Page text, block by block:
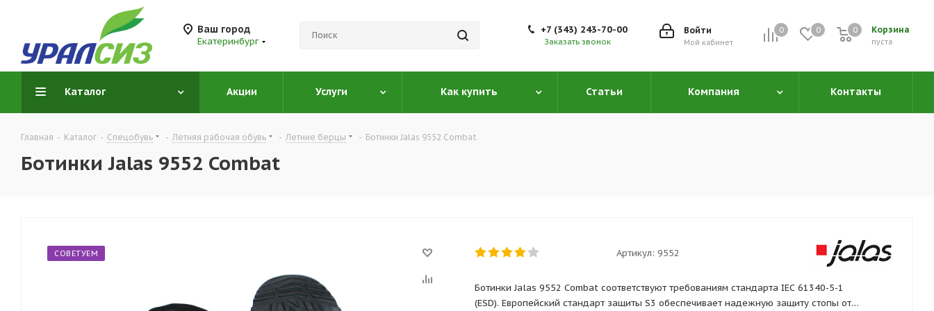
Ваш город
Екатеринбург
0 0 Корзина
0
пуста
0
Войти
Мой кабинет
+7 (343) 243-70-00
Заказать звонок
Каталог Акции Услуги Как купить Статьи Компания Контакты
Главная - Каталог - Спецобувь - Летняя рабочая обувь - Летние берцы - Ботинки Jalas 9552 Combat
Ботинки Jalas 9552 Combat
СОВЕТУЕМ Артикул: 9552
Ботинки Jalas 9552 Combat соответствуют требованиям стандарта IEC 61340-5-1
(ESD). Европейский стандарт защиты S3 обеспечивает надежную защиту стопы от